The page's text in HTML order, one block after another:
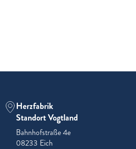
Herzfabrik
Standort Vogtland
Bahnhofstraße 4e
08233 Eich